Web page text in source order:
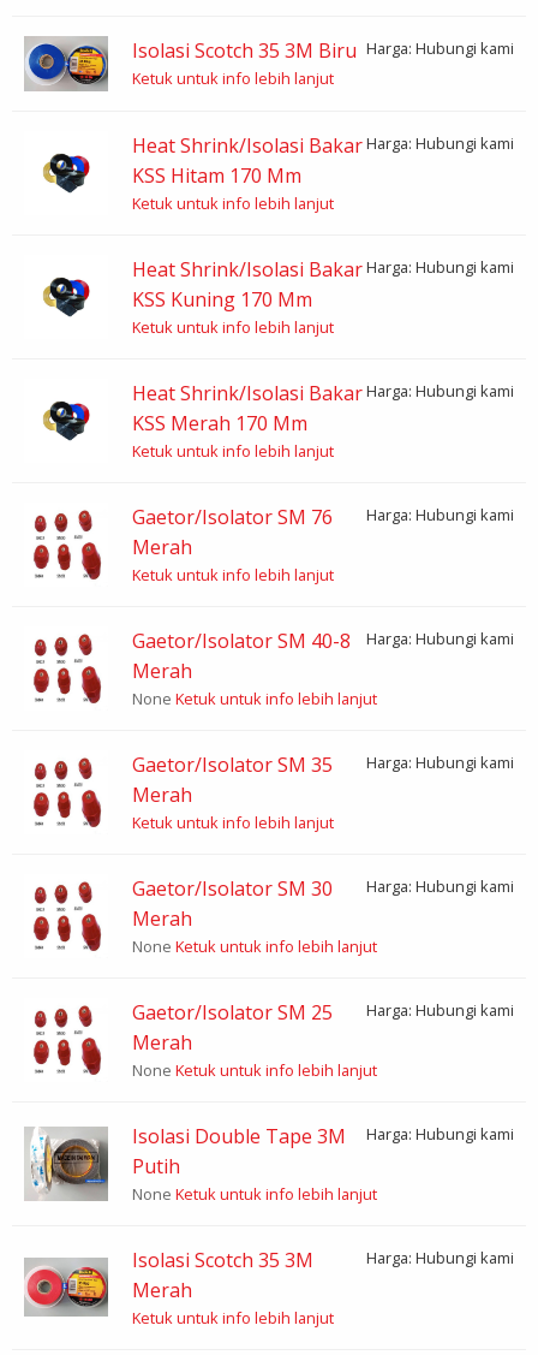
Isolasi Scotch 35 3M Biru Harga: Hubungi kami
Ketuk untuk info lebih lanjut
Heat Shrink/Isolasi Bakar
KSS Hitam 170 Mm
Harga: Hubungi kami
Ketuk untuk info lebih lanjut
Heat Shrink/Isolasi Bakar
KSS Kuning 170 Mm
Harga: Hubungi kami
Ketuk untuk info lebih lanjut
Heat Shrink/Isolasi Bakar
KSS Merah 170 Mm
Harga: Hubungi kami
Ketuk untuk info lebih lanjut
Gaetor/Isolator SM 76
Merah
Harga: Hubungi kami
Ketuk untuk info lebih lanjut
Gaetor/Isolator SM 40-8
Merah
Harga: Hubungi kami
None Ketuk untuk info lebih lanjut
Gaetor/Isolator SM 35
Merah
Harga: Hubungi kami
Ketuk untuk info lebih lanjut
Gaetor/Isolator SM 30
Merah
Harga: Hubungi kami
None Ketuk untuk info lebih lanjut
Gaetor/Isolator SM 25
Merah
Harga: Hubungi kami
None Ketuk untuk info lebih lanjut
Isolasi Double Tape 3M
Putih
Harga: Hubungi kami
None Ketuk untuk info lebih lanjut
Isolasi Scotch 35 3M
Merah
Harga: Hubungi kami
Ketuk untuk info lebih lanjut